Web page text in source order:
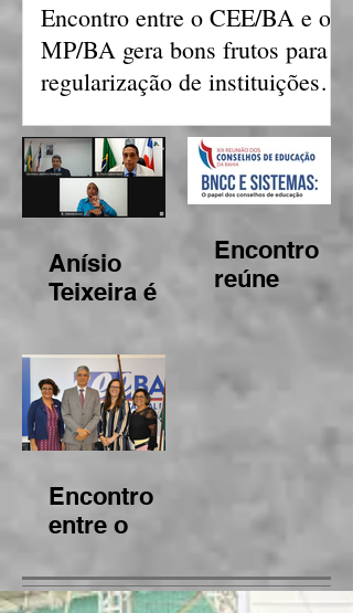
Encontro entre o CEE/BA e o
MP/BA gera bons frutos para
regularização de instituições
Anísio
Teixeira é
patrono do
Conselho
Estadual de
Educação
Encontro
reúne
Conselhos
para debater
Encontro
entre o
MP/BA gera